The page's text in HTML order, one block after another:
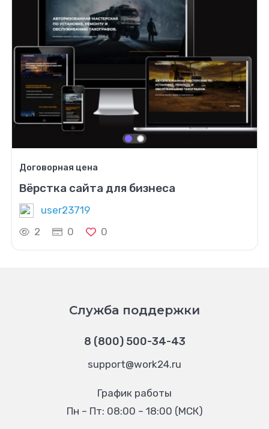
Договорная цена
Вёрстка сайта для бизнеса
user23719
2
0 0
Служба поддержки
8 (800) 500-34-43
support@work24.ru
График работы
Пн – Пт: 08:00 – 18:00 (МСК)